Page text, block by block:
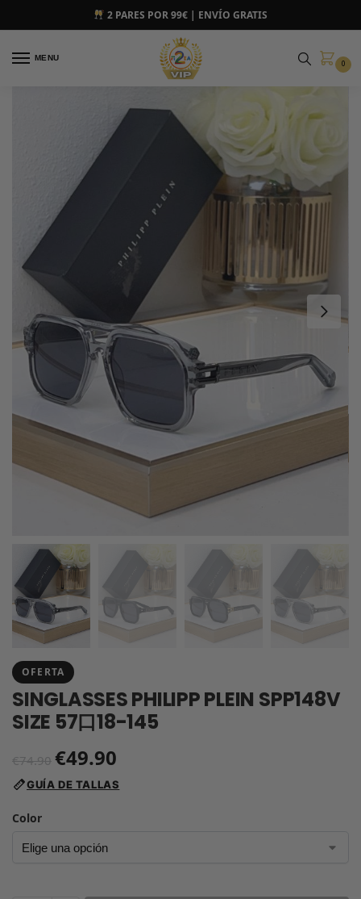
2 PARES POR 99€ | ENVÍO GRATIS
MENU
0
OFERTA
SINGLASSES PHILIPP PLEIN SPP148V
SIZE 57口18-145
€74.90 €49.90
GUÍA DE TALLAS
Color